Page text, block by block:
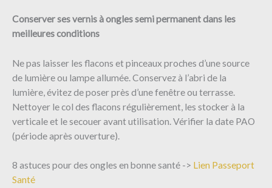
Conserver ses vernis à ongles semi permanent dans les
meilleures conditions
Ne pas laisser les flacons et pinceaux proches d’une source
de lumière ou lampe allumée. Conservez à l’abri de la
lumière, évitez de poser près d’une fenêtre ou terrasse.
Nettoyer le col des flacons régulièrement, les stocker à la
verticale et le secouer avant utilisation. Vérifier la date PAO
(période après ouverture).
8 astuces pour des ongles en bonne santé -> Lien Passeport
Santé